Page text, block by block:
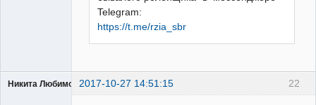
Telegram:
https://t.me/rzia_sbr
22
Никита Любимов 2017-10-27 14:51:15